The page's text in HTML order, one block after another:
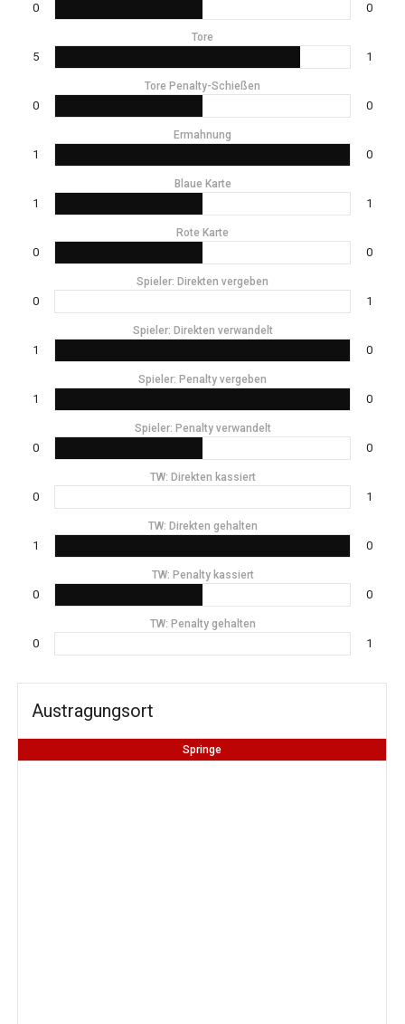
0 0
Tore
5 1
Tore Penalty-Schießen
0 0
Ermahnung
1 0
Blaue Karte
1 1
Rote Karte
0 0
Spieler: Direkten vergeben
0 1
Spieler: Direkten verwandelt
1 0
Spieler: Penalty vergeben
1 0
Spieler: Penalty verwandelt
0 0
TW: Direkten kassiert
0 1
TW: Direkten gehalten
1 0
TW: Penalty kassiert
0 0
TW: Penalty gehalten
0 1
Austragungsort
Springe